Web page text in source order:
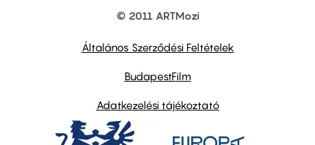
© 2011 ARTMozi
Általános Szerződési Feltételek
BudapestFilm
Adatkezelési tájékoztató